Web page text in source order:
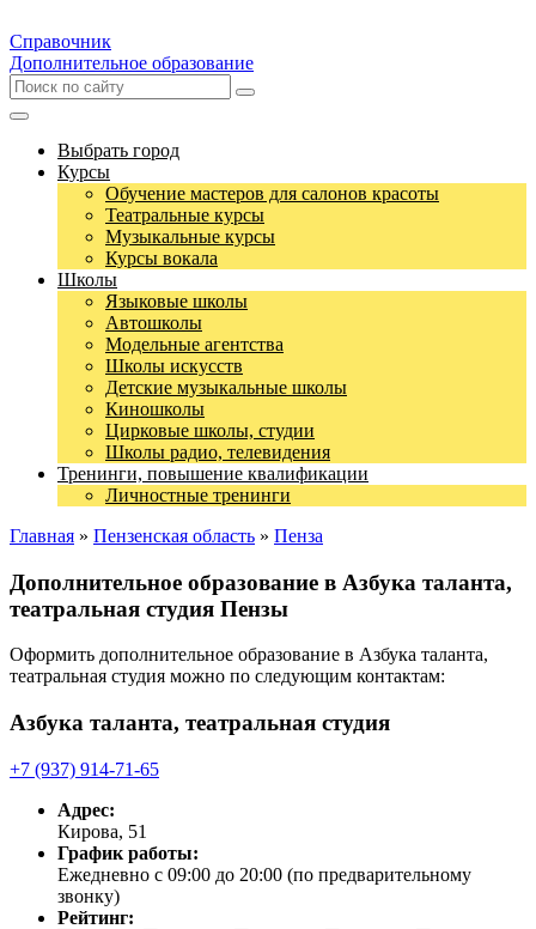
Справочник
Дополнительное образование
Выбрать город
Курсы
Обучение мастеров для салонов красоты
Театральные курсы
Музыкальные курсы
Курсы вокала
Школы
Языковые школы
Автошколы
Модельные агентства
Школы искусств
Детские музыкальные школы
Киношколы
Цирковые школы, студии
Школы радио, телевидения
Тренинги, повышение квалификации
Личностные тренинги
Главная » Пензенская область » Пенза
Дополнительное образование в Азбука таланта,
театральная студия Пензы
Оформить дополнительное образование в Азбука таланта,
театральная студия можно по следующим контактам:
Азбука таланта, театральная студия
+7 (937) 914-71-65
Адрес:
Кирова, 51
График работы:
Ежедневно с 09:00 до 20:00 (по предварительному
звонку)
Рейтинг: